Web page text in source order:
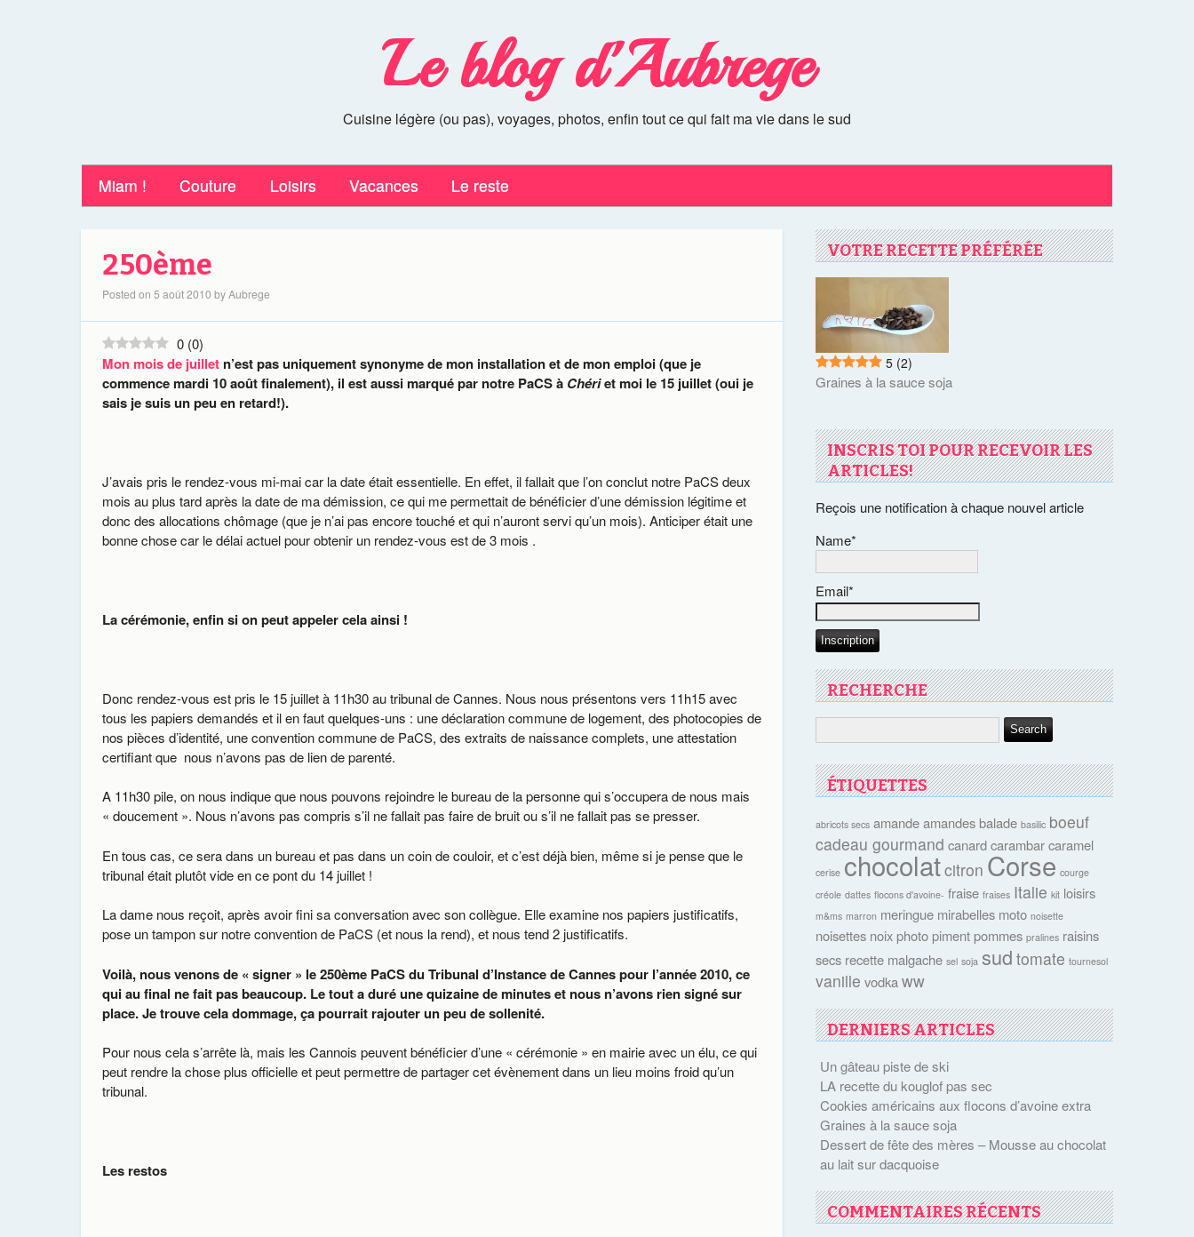
Le blog d'Aubrege
Cuisine légère (ou pas), voyages, photos, enfin tout ce qui fait ma vie dans le sud
Miam ! Couture Loisirs Vacances Le reste
250ème
Posted on 5 août 2010 byAubrege
0 (0)
Mon mois de juilletn’est pas uniquement synonyme de mon installation et de mon emploi (que je
commence mardi 10 août finalement), il est aussi marqué par notre PaCS à Chériet moi le 15 juillet (oui je
sais je suis un peu en retard!).
J’avais pris le rendez-vous mi-mai car la date était essentielle. En effet, il fallait que l’on conclut notre PaCS deux
mois au plus tard après la date de ma démission, ce qui me permettait de bénéficier d’une démission légitime et
donc des allocations chômage (que je n’ai pas encore touché et qui n’auront servi qu’un mois). Anticiper était une
bonne chose car le délai actuel pour obtenir un rendez-vous est de 3 mois .
La cérémonie, enfin si on peut appeler cela ainsi !
Donc rendez-vous est pris le 15 juillet à 11h30 au tribunal de Cannes. Nous nous présentons vers 11h15 avec
tous les papiers demandés et il en faut quelques-uns : une déclaration commune de logement, des photocopies de
nos pièces d’identité, une convention commune de PaCS, des extraits de naissance complets, une attestation
certifiant que nous n’avons pas de lien de parenté.
A 11h30 pile, on nous indique que nous pouvons rejoindre le bureau de la personne qui s’occupera de nous mais
« doucement ». Nous n’avons pas compris s’il ne fallait pas faire de bruit ou s’il ne fallait pas se presser.
En tous cas, ce sera dans un bureau et pas dans un coin de couloir, et c’est déjà bien, même si je pense que le
tribunal était plutôt vide en ce pont du 14 juillet !
La dame nous reçoit, après avoir fini sa conversation avec son collègue. Elle examine nos papiers justificatifs,
pose un tampon sur notre convention de PaCS (et nous la rend), et nous tend 2 justificatifs.
Voilà, nous venons de « signer » le 250ème PaCS du Tribunal d’Instance de Cannes pour l’année 2010, ce
qui au final ne fait pas beaucoup. Le tout a duré une quizaine de minutes et nous n’avons rien signé sur
place. Je trouve cela dommage, ça pourrait rajouter un peu de sollenité.
Pour nous cela s’arrête là, mais les Cannois peuvent bénéficier d’une « cérémonie » en mairie avec un élu, ce qui
peut rendre la chose plus officielle et peut permettre de partager cet évènement dans un lieu moins froid qu’un
tribunal.
Les restos
VOTRE RECETTE PRÉFÉRÉE
5 (2)
Graines à la sauce soja
INSCRIS TOI POUR RECEVOIR LES
ARTICLES!
Reçois une notification à chaque nouvel article
Name*
Email*
RECHERCHE
ÉTIQUETTES
abricots secs amande amandes balade basilic boeuf
cadeau gourmand canard carambar caramel
cerise chocolatcitron Corse courge
créole dattes flocons d'avoine- fraise fraises Italie kit loisirs
m&ms marron meringue mirabelles moto noisette
noisettes noix photo piment pommes pralines raisins
secs recette malgache sel soja sud tomate tournesol
vanille vodka ww
DERNIERS ARTICLES
Un gâteau piste de ski
LA recette du kouglof pas sec
Cookies américains aux flocons d’avoine extra
Graines à la sauce soja
Dessert de fête des mères – Mousse au chocolat
au lait sur dacquoise
COMMENTAIRES RÉCENTS